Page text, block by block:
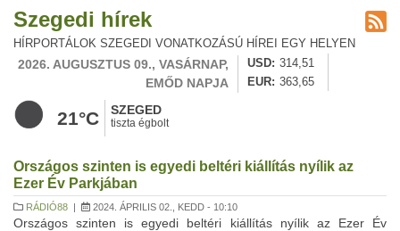
Szegedi hírek
HÍRPORTÁLOK SZEGEDI VONATKOZÁSÚ HÍREI EGY HELYEN
2026. AUGUSZTUS 09., VASÁRNAP,
EMŐD NAPJA
USD
314,51
EUR
363,65
21°C SZEGED
tiszta égbolt
Országos szinten is egyedi beltéri kiállítás nyílik az
Ezer Év Parkjában
RÁDIÓ88 | 2024. ÁPRILIS 02., KEDD - 10:10
Országos szinten is egyedi beltéri kiállítás nyílik az Ezer Év